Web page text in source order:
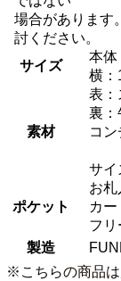
場合があります
討ください。
サイズ
本体
横：
素材
表：
裏：
コン
（
サイ
ポケット
お札
カー
フリ
製造
※こちらの商品